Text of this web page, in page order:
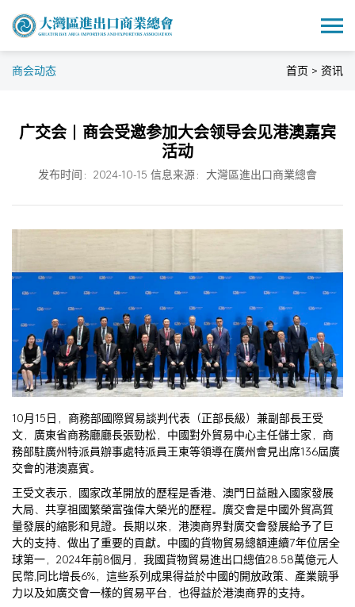
商会动态 首页 > 资讯
广交会｜商会受邀参加大会领导会见港澳嘉宾
活动
发布时间：2024-10-15 信息来源：大灣區進出口商業總會
10月15日，商務部國際貿易談判代表（正部長級）兼副部長王受
文，廣東省商務廳廳長張勁松，中國對外貿易中心主任儲士家，商
務部駐廣州特派員辦事處特派員王東等領導在廣州會見出席136屆廣
交會的港澳嘉賓。
王受文表示，國家改革開放的歷程是香港、澳門日益融入國家發展
大局、共享祖國繁榮富強偉大榮光的歷程。廣交會是中國外貿高質
量發展的縮影和見證。長期以來，港澳商界對廣交會發展給予了巨
大的支持、做出了重要的貢獻。中國的貨物貿易總額連續7年位居全
球第一，2024年前8個月，我國貨物貿易進出口總值28.58萬億元人
民幣,同比增長6%，這些系列成果得益於中國的開放政策、產業競爭
力以及如廣交會一樣的貿易平台，也得益於港澳商界的支持。